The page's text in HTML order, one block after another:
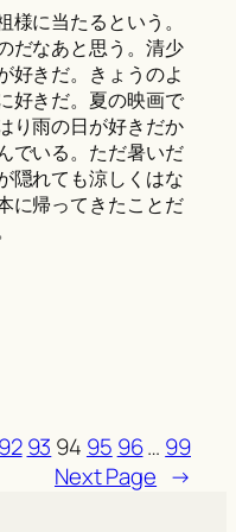
に当たるという。
だなあと思う。清少
好きだ。きょうのよ
好きだ。夏の映画で
り雨の日が好きだか
でいる。ただ暑いだ
隠れても涼しくはな
に帰ってきたことだ
92 93 94 95 96… 99
Next Page →